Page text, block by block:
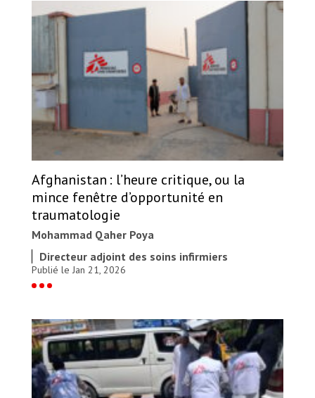
Afghanistan : l’heure critique, ou la
mince fenêtre d’opportunité en
traumatologie
Mohammad Qaher Poya
Directeur adjoint des soins infirmiers
Publié le Jan 21, 2026